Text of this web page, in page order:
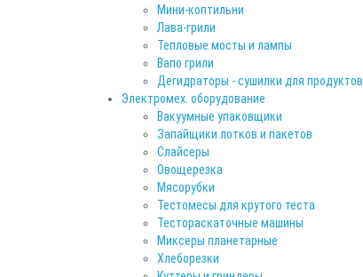
Мини-коптильни
Лава-грили
Тепловые мосты и лампы
Вапо грили
Дегидраторы - сушилки для продуктов
Электромех. оборудование
Вакуумные упаковщики
Запайщики лотков и пакетов
Слайсеры
Овощерезка
Мясорубки
Тестомесы для крутого теста
Тестораскаточные машины
Миксеры планетарные
Хлеборезки